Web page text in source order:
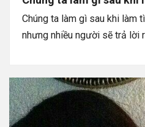
Chúng ta làm gì sau khi làm
nhưng nhiều người sẽ trả lời